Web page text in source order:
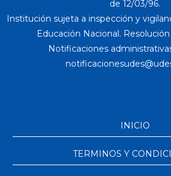
de 12/03/96.
Institución sujeta a inspección y
Educación Nacional. Resolución
Notificaciones
INICIO
TERMINOS Y